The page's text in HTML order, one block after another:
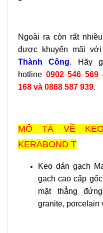
Ngoài ra còn rất
được khuyến mãi
Thành Công.
Hãy
hotline 0902 546 569
168 và 0868 587 939
MÔ TẢ VỀ
KERABOND T
Keo dán gạch
gạch cao cấp
mặt thẳng
granite, porcelain